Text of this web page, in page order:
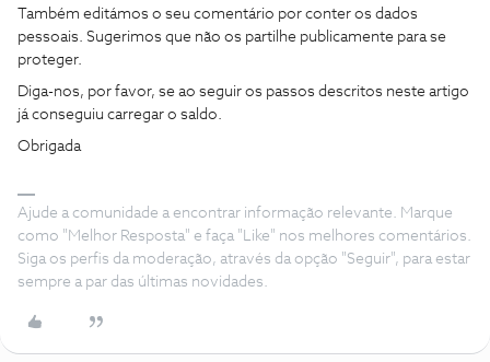
Também editámos o seu comentário por conter os dados
pessoais. Sugerimos que não os partilhe publicamente para se
proteger.
Diga-nos, por favor, se ao seguir os passos descritos neste artigo
já conseguiu carregar o saldo.
Obrigada
Ajude a comunidade a encontrar informação relevante. Marque
como "Melhor Resposta" e faça "Like" nos melhores comentários.
Siga os perfis da moderação, através da opção "Seguir", para estar
sempre a par das últimas novidades.